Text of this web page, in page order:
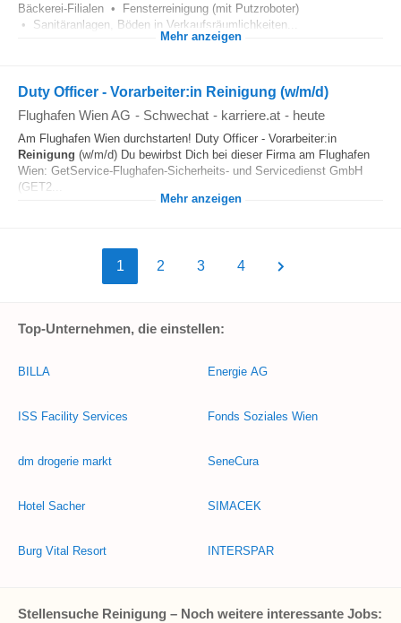
Bäckerei-Filialen • Fensterreinigung (mit Putzroboter)
• Sanitäranlagen, Böden in Verkaufsräumlichkeiten...
Mehr anzeigen
Duty Officer - Vorarbeiter:in Reinigung (w/m/d)
Flughafen Wien AG - Schwechat - karriere.at - heute
Am Flughafen Wien durchstarten! Duty Officer - Vorarbeiter:in
Reinigung (w/m/d) Du bewirbst Dich bei dieser Firma am Flughafen
Wien: GetService-Flughafen-Sicherheits- und Servicedienst GmbH
(GET2...
Mehr anzeigen
1 2 3 4
Top-Unternehmen, die einstellen:
BILLA
ISS Facility Services
dm drogerie markt
Hotel Sacher
Burg Vital Resort
Energie AG
Fonds Soziales Wien
SeneCura
SIMACEK
INTERSPAR
Stellensuche Reinigung – Noch weitere interessante Jobs: